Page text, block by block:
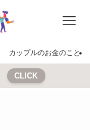
カップルのお金のこと
CLICK